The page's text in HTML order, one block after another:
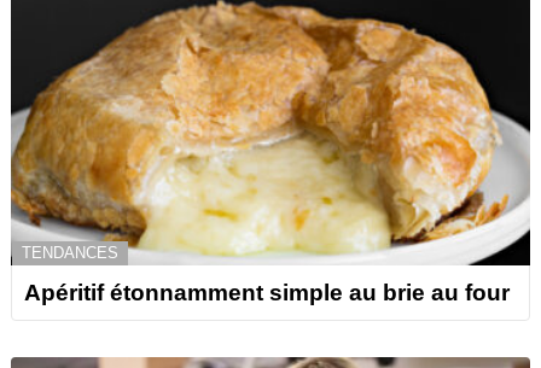
TENDANCES
Apéritif étonnamment simple au brie au four